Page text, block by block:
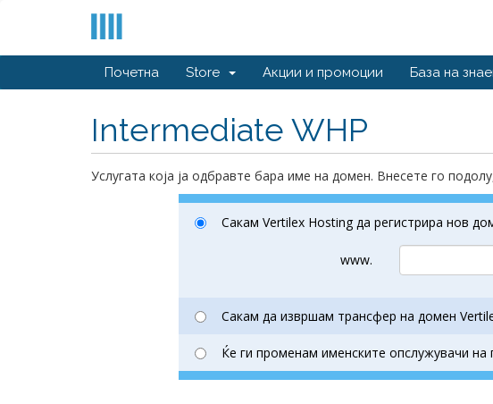
Почетна Store Акции и промоции База на
Intermediate WHP
Услугата која ја одбравте бара име на домен. Внесете го
Сакам Vertilex Hosting да регистрира нов
www.
Сакам да извршам трансфер на домен
Ќе ги променам именските опслужувачи